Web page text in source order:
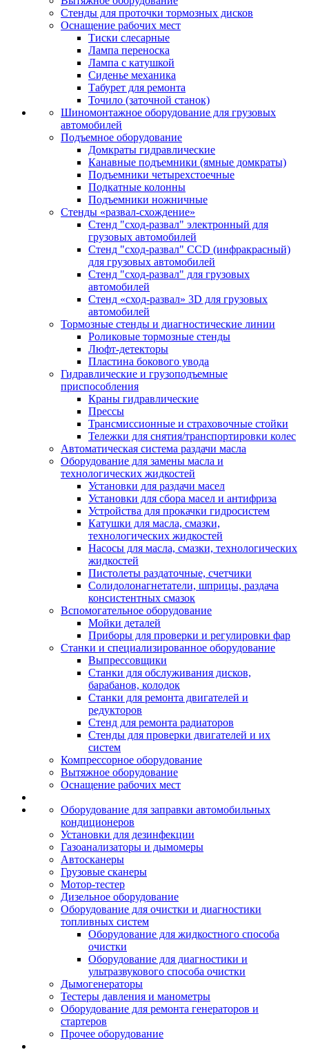
Стенды для проточки тормозных дисков
Оснащение рабочих мест
Тиски слесарные
Лампа переноска
Лампа с катушкой
Сиденье механика
Табурет для ремонта
Точило (заточной станок)
Шиномонтажное оборудование для грузовых
автомобилей
Подъемное оборудование
Домкраты гидравлические
Канавные подъемники (ямные домкраты)
Подъемники четырехстоечные
Подкатные колонны
Подъемники ножничные
Стенды «развал-схождение»
Стенд "сход-развал" электронный для
грузовых автомобилей
Стенд "сход-развал" CCD (инфракрасный)
для грузовых автомобилей
Стенд "сход-развал" для грузовых
автомобилей
Стенд «сход-развал» 3D для грузовых
автомобилей
Тормозные стенды и диагностические линии
Роликовые тормозные стенды
Люфт-детекторы
Пластина бокового увода
Гидравлические и грузоподъемные
приспособления
Краны гидравлические
Прессы
Трансмиссионные и страховочные стойки
Тележки для снятия/транспортировки колес
Автоматическая система раздачи масла
Оборудование для замены масла и
технологических жидкостей
Установки для раздачи масел
Установки для сбора масел и антифриза
Устройства для прокачки гидросистем
Катушки для масла, смазки,
технологических жидкостей
Насосы для масла, смазки, технологических
жидкостей
Пистолеты раздаточные, счетчики
Солидолонагнетатели, шприцы, раздача
консистентных смазок
Вспомогательное оборудование
Мойки деталей
Приборы для проверки и регулировки фар
Станки и специализированное оборудование
Выпрессовщики
Станки для обслуживания дисков,
барабанов, колодок
Станки для ремонта двигателей и
редукторов
Стенд для ремонта радиаторов
Стенды для проверки двигателей и их
систем
Компрессорное оборудование
Вытяжное оборудование
Оснащение рабочих мест
Оборудование для заправки автомобильных
кондиционеров
Установки для дезинфекции
Газоанализаторы и дымомеры
Автосканеры
Грузовые сканеры
Мотор-тестер
Дизельное оборудование
Оборудование для очистки и диагностики
топливных систем
Оборудование для жидкостного способа
очистки
Оборудование для диагностики и
ультразвукового способа очистки
Дымогенераторы
Тестеры давления и манометры
Оборудование для ремонта генераторов и
стартеров
Прочее оборудование